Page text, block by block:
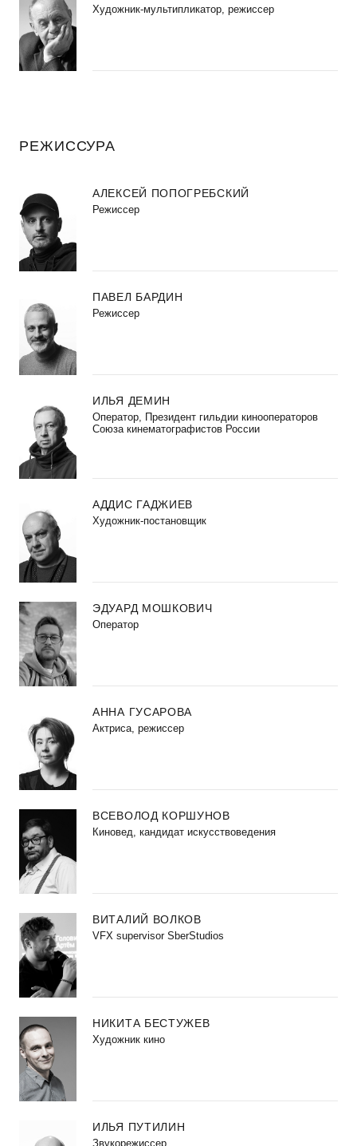
Художник-мультипликатор, режиссер
РЕЖИССУРА
АЛЕКСЕЙ ПОПОГРЕБСКИЙ
Режиссер
ПАВЕЛ БАРДИН
Режиссер
ИЛЬЯ ДЕМИН
Оператор, Президент гильдии кинооператоров
Союза кинематографистов России
АДДИС ГАДЖИЕВ
Художник-постановщик
ЭДУАРД МОШКОВИЧ
Оператор
АННА ГУСАРОВА
Актриса, режиссер
ВСЕВОЛОД КОРШУНОВ
Киновед, кандидат искусствоведения
ВИТАЛИЙ ВОЛКОВ
VFX supervisor SberStudios
НИКИТА БЕСТУЖЕВ
Художник кино
ИЛЬЯ ПУТИЛИН
Звукорежиссер